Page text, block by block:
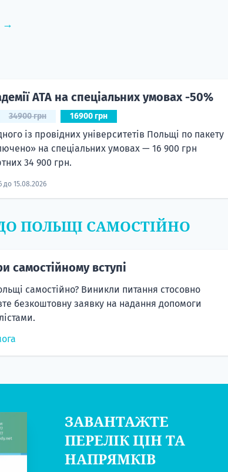
→
ATA на спеціальних умовах -50%
34900 грн 16900 грн
із провідних університетів Польщі по пакету
на спеціальних умовах — 16 900 грн
34 900 грн.
до 15.08.2026
ПОЛЬЩІ САМОСТІЙНО
самостійному вступі
самостійно? Виникли питання стосовно
безкоштовну заявку на надання допомоги
ЗАВАНТАЖТЕ
ПЕРЕЛІК ЦІН ТА
НАПРЯМКІВ